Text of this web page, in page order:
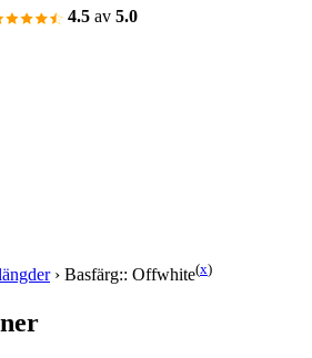
4.5 av 5.0
› Basfärg:: Offwhite(x)